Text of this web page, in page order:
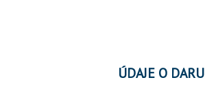
ÚDAJE O DARU